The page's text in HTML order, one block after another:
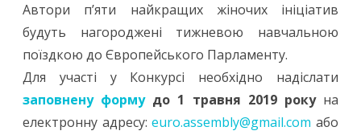
Автори п’яти найкращих жіночих ініціатив
будуть нагороджені тижневою навчальною
поїздкою до Європейського Парламенту.
Для участі у Конкурсі необхідно надіслати
заповнену форму до 1 травня 2019 рокуна
електронну адресу:euro.assembly@gmail.com або